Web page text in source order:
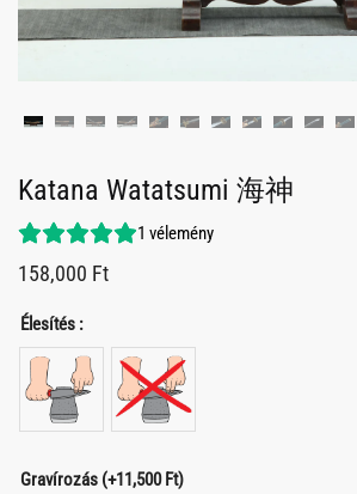
Katana Watatsumi 海神
1 vélemény
158,000 Ft
Élesítés :
Gravírozás (+11,500Ft)